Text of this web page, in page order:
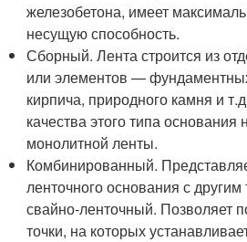
железобетона, имеет
несущую способность.
Сборный. Лента строится из
или элементов —
кирпича, природного камня и
качества этого типа
монолитной ленты.
Комбинированный.
ленточного основания с
свайно-ленточный. Позволяет
точки, на которых